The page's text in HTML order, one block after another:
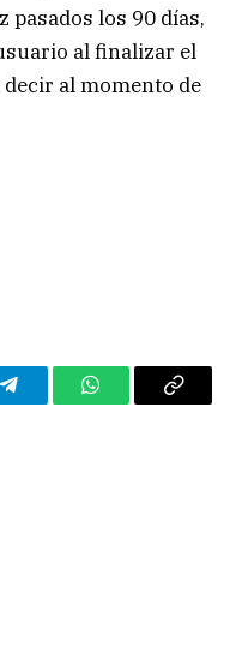
pasados los 90 días,
al finalizar el
al momento de
TelegramWhatsAppCopy